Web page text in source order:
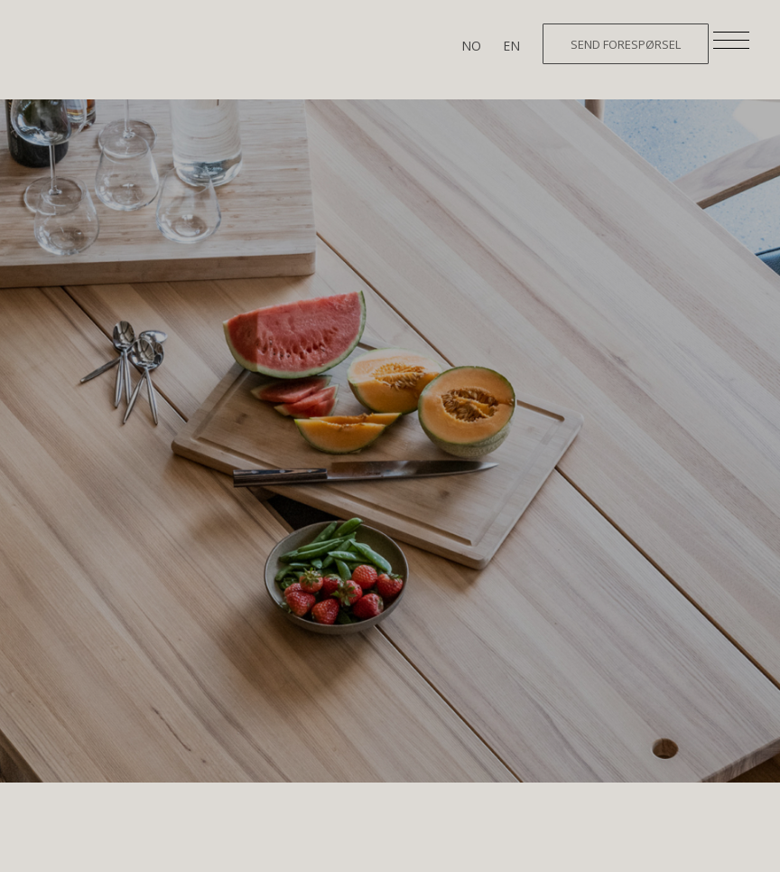
NO EN SEND FORESPØRSEL